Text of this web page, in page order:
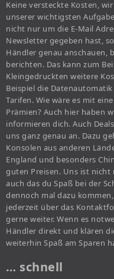
Keine versteckte Kosten,
unserer wichtigsten
nicht nur um die E-Mail
Newsletter gegeben hast,
Händler genau anschauen,
berichten. Das kann zum
Kleingedruckten weitere
Beispiel die
Tarifen. Wie wäre es mit
Prämien? Auch hier haben
informieren dich. Auch
uns ganz genau an. Dazu
Konsolen aus anderen
England und besonders
guten Preisen. Uns ist
auch das du Spaß bei der
dennoch mal dazu
jederzeit über das
gerne weiter. Wenn es
Händler direkt und klären
weiterhin Spaß am Sparen
… schnell